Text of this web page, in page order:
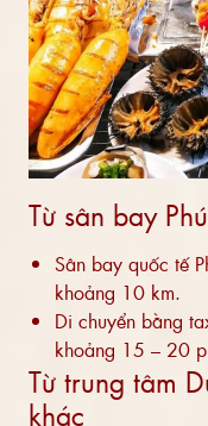
Từ sân bay
Sân bay quốc tế
khoảng 10 km.
Di chuyển bằng
khoảng 15 – 20
Từ trung tâm
khác